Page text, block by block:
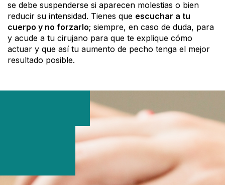
se debe suspenderse si aparecen molestias o bien
reducir su intensidad. Tienes que escuchar a tu
cuerpo y no forzarlo; siempre, en caso de duda, para
y acude a tu cirujano para que te explique cómo
actuar y que así tu aumento de pecho tenga el mejor
resultado posible.